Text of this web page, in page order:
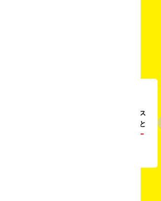
。ガソリンス
タンドや整備工場の既存インフラを活用すること
リー